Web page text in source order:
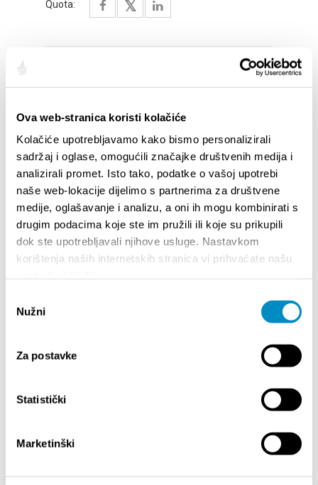
Ova web-stranica koristi kolačiće
Kolačiće upotrebljavamo kako bismo personalizirali
sadržaj i oglase, omogućili značajke društvenih medija i
analizirali promet. Isto tako, podatke o vašoj upotrebi
naše web-lokacije dijelimo s partnerima za društvene
medije, oglašavanje i analizu, a oni ih mogu kombinirati s
drugim podacima koje ste im pružili ili koje su prikupili
dok ste upotrebljavali njihove usluge. Nastavkom
korištenja naših internetskih stranica vi prihvaćate našu
pristanka
Nužni
Za postavke
Statistički
Marketinški
Quota:
SALIENTI
STUPA NA SNAGU POČETKOM 2027.- VAŽNA
Your